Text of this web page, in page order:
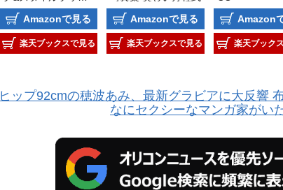
スペシャルBOX「M
AGNOLIE」
Amazonで見る
楽天ブックスで見る
Amazonで見る
楽天ブックスで見る
Amazon
楽天ブック
ヒップ92cmの穂波あみ、最新グラビアに大反響
なにセクシーなマンガ家がい